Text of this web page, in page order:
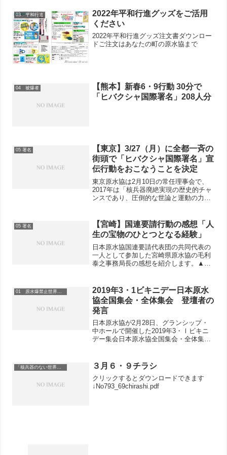
03 平和行進
2022年平和行進グッズをご活用
ください
2022年平和行進グッズ注文書ダウンロー
ドご注文はあなたの町の原水協まで
04 被爆者
【熊本】新春6・9行動 30分で
「ヒバクシャ国際署名」208人分
05 署名
【東京】3/27（月）に全都一斉の
街頭で「ヒバクシャ国際署名」宣
伝行動をおこなうことを決定
東京原水協は2月10日の常任理事会で、
2017年は「核兵器廃絶実現の歴史的チャ
ンスであり、圧倒的な世論と運動の力で
斉の街頭署名宣伝行動をおこなうことを
決めました。「東...
05 署名
【宮崎】国連要請行動の感想「人
生の宝物のひとつとなる経験」
日本原水協国連要請代表団の共同代表の
一人として参加した宮崎県原水協の毛利
泰之事務局長の感想を紹介します。▲ア
ホームページより）国連ビル入館の手荷
物検査、パスカードを検査...
01 原水爆禁止世界大会
2019年3・1ビキニデー日本原水
協全国集会・全体集会 登壇者の
発言
日本原水協が2月28日、グランシップ・
中ホールで開催した2019年3・Ⅰビキニ
デー集会日本原水協全国集会・全体集会
日）の主な報告や発言はコチラ
「核兵器のない世界を」 ３月６・９チラシ
クリックするとダウンロードできます
↓No793_69chirashi.pdf